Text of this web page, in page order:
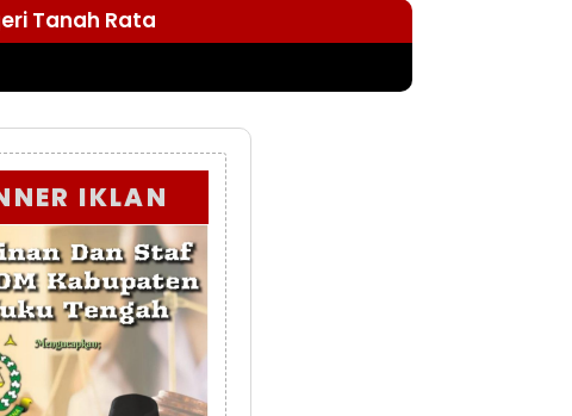
Tanah Rata
IKLAN